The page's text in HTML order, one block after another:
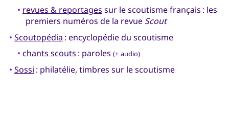
• revues & reportages sur le scoutisme français : les
premiers numéros de la revue Scout
• Scoutopédia : encyclopédie du scoutisme
• chants scouts : paroles (+ audio)
• Sossi : philatélie, timbres sur le scoutisme